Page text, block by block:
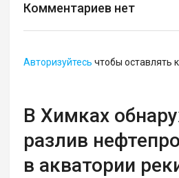
Комментариев нет
Авторизуйтесь чтобы оставлять
В Химках
разлив
в акватории